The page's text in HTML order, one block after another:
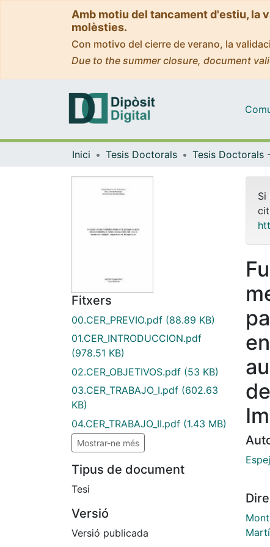
Amb motiu del tancament d'estiu, la
molèsties.
Con motivo del cierre de verano, la
Due to the summer closure, document
Inici Tesis Doctorals
Fitxers
00.CER_PREVIO.pdf (88.89 KB)
01.CER_INTRODUCCION.pdf
(978.51 KB)
02.CER_OBJETIVOS.pdf (53 KB)
03.CER_TRABAJO_I.pdf (602.63
KB)
04.CER_TRABAJO_II.pdf (1.43 MB)
Mostrar-ne més
Tipus de document
Tesi
Versió
Versió publicada
Si